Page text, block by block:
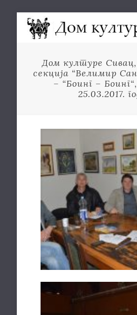
Дом културе
секција “Велимир
– “Боинг –
25.03.2017.